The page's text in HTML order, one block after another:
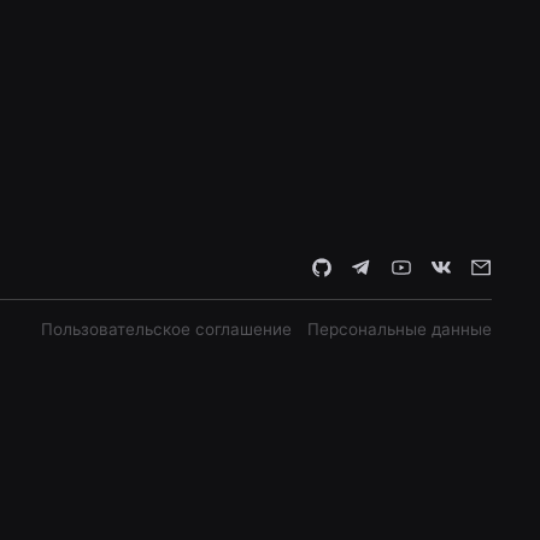
Пользовательское соглашение Персональные данные